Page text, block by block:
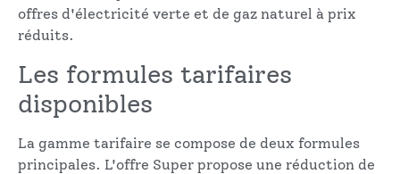
offres d'électricité verte et de gaz naturel à prix
réduits.
Les formules tarifaires
disponibles
La gamme tarifaire se compose de deux formules
principales. L'offre Super propose une réduction de